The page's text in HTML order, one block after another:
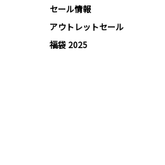
セール情報
アウトレットセール
福袋 2025